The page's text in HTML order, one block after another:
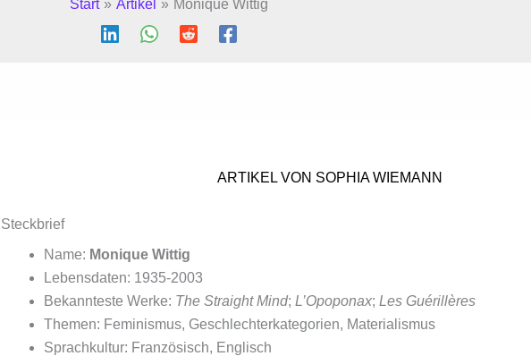
Start Artikel Monique Wittig
ARTIKEL VON SOPHIA WIEMANN
Steckbrief
Name: Monique Wittig
Lebensdaten: 1935-2003
Bekannteste Werke: The Straight Mind; L’Opoponax; Les Guérillères
Themen: Feminismus, Geschlechterkategorien, Materialismus
Sprachkultur: Französisch, Englisch